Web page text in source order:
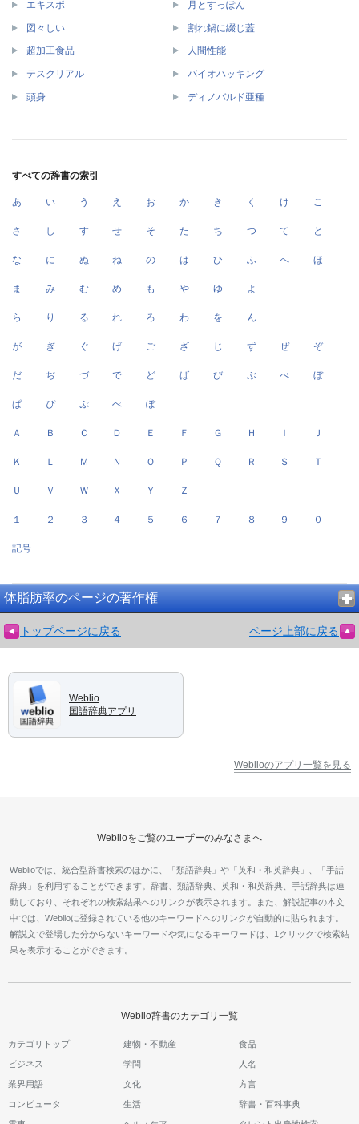
エキスポ 月とすっぽん
図々しい 割れ鍋に綴じ蓋
超加工食品 人間性能
テスクリアル バイオハッキング
頭身 ディノバルド亜種
すべての辞書の索引
あ い う え お か き く け こ
さ し す せ そ た ち つ て と
な に ぬ ね の は ひ ふ へ ほ
ま み む め も や ゆ よ
ら り る れ ろ わ を ん
が ぎ ぐ げ ご ざ じ ず ぜ ぞ
だ ぢ づ で ど ば び ぶ べ ぼ
ぱ ぴ ぷ ぺ ぽ
Ａ Ｂ Ｃ Ｄ Ｅ Ｆ Ｇ Ｈ Ｉ Ｊ
Ｋ Ｌ Ｍ Ｎ Ｏ Ｐ Ｑ Ｒ Ｓ Ｔ
Ｕ Ｖ Ｗ Ｘ Ｙ Ｚ
１ ２ ３ ４ ５ ６ ７ ８ ９ ０
記号
体脂肪率のページの著作権
トップページに戻る ページ上部に戻る
Weblio
国語辞典アプリ
Weblioのアプリ一覧を見る
Weblioをご覧のユーザーのみなさまへ
Weblioでは、統合型辞書検索のほかに、「類語辞典」や「英和・和英辞典」、「手話
辞典」を利用することができます。辞書、類語辞典、英和・和英辞典、手話辞典は連
動しており、それぞれの検索結果へのリンクが表示されます。また、解説記事の本文
中では、Weblioに登録されている他のキーワードへのリンクが自動的に貼られます。
解説文で登場した分からないキーワードや気になるキーワードは、1クリックで検索結
果を表示することができます。
Weblio辞書のカテゴリ一覧
カテゴリトップ 建物・不動産 食品
ビジネス 学問 人名
業界用語 文化 方言
コンピュータ 生活 辞書・百科事典